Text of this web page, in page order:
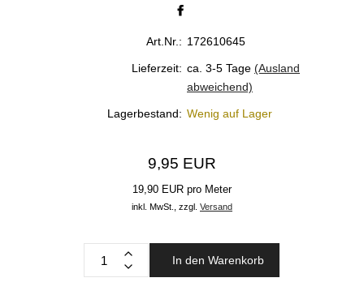
Art.Nr.: 172610645
Lieferzeit: ca. 3-5 Tage (Ausland
abweichend)
Lagerbestand: Wenig auf Lager
9,95 EUR
19,90 EUR pro Meter
inkl. MwSt., zzgl. Versand
In den Warenkorb